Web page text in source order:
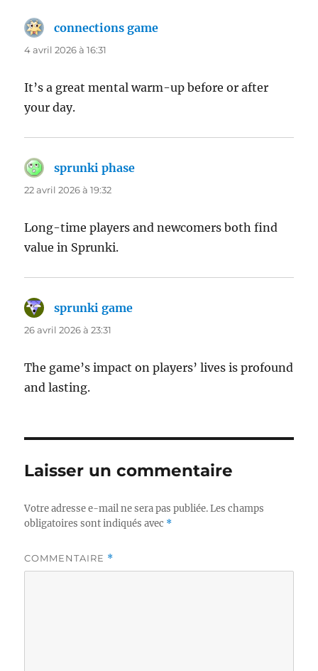
connections game
4 avril 2026 à 16:31
It’s a great mental warm-up before or after
your day.
sprunki phase
22 avril 2026 à 19:32
Long-time players and newcomers both find
value in Sprunki.
sprunki game
26 avril 2026 à 23:31
The game’s impact on players’ lives is profound
and lasting.
Laisser un commentaire
Votre adresse e-mail ne sera pas publiée. Les champs
obligatoires sont indiqués avec *
COMMENTAIRE *